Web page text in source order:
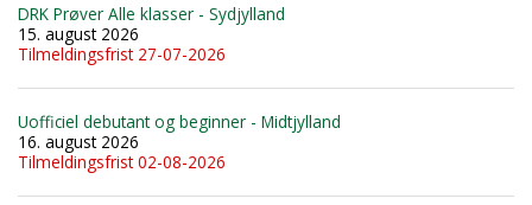
DRK Prøver Alle klasser - Sydjylland
15. august 2026
Tilmeldingsfrist 27-07-2026
Uofficiel debutant og beginner - Midtjylland
16. august 2026
Tilmeldingsfrist 02-08-2026